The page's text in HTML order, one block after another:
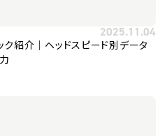
2025.11.04
紹介｜ヘッドスピード別データ